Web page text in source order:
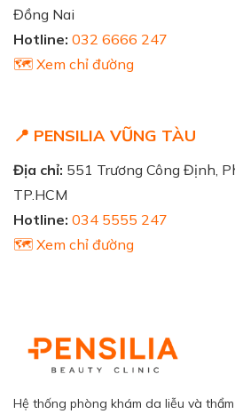
Đồng Nai
Hotline: 032 6666 247
🗺️ Xem chỉ đường
📍 PENSILIA VŨNG TÀU
Địa chỉ: 551 Trương Công Định,
TP.HCM
Hotline: 034 5555 247
🗺️ Xem chỉ đường
Hệ thống phòng khám da liễu và